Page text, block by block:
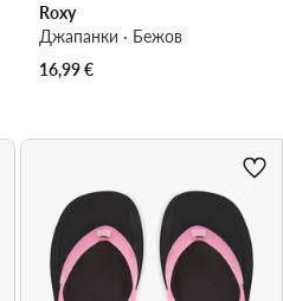
Roxy
Джапанки · Бежов
16,99€